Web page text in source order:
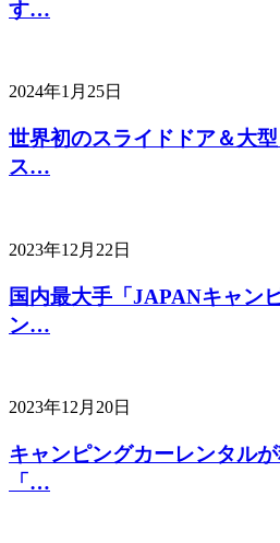
す…
2024年1月25日
世界初のスライドドア＆大
ス…
2023年12月22日
国内最大手「JAPANキャン
ン…
2023年12月20日
キャンピングカーレンタル
「…